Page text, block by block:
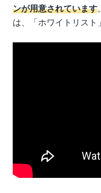
ンが用意されています
は、「ホワイトリスト